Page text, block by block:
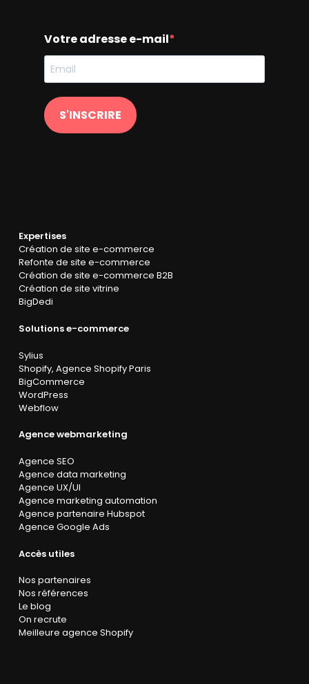
Votre adresse e-mail
S'INSCRIRE
Expertises
Création de site e-commerce
Refonte de site e-commerce
Création de site e-commerce B2B
Création de site vitrine
BigDedi
Solutions e-commerce
Sylius
Shopify, Agence Shopify Paris
BigCommerce
WordPress
Webflow
Agence webmarketing
Agence SEO
Agence data marketing
Agence UX/UI
Agence marketing automation
Agence partenaire Hubspot
Agence Google Ads
Accès utiles
Nos partenaires
Nos références
Le blog
On recrute
Meilleure agence Shopify